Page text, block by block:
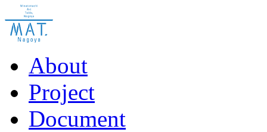
About
Project
Document